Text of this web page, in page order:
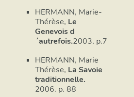
HERMANN, Marie-
Thérèse, Le
Genevois d
´autrefois.2003, p.7
HERMANN, Marie
Thérèse, La Savoie
traditionnelle.
2006. p. 88